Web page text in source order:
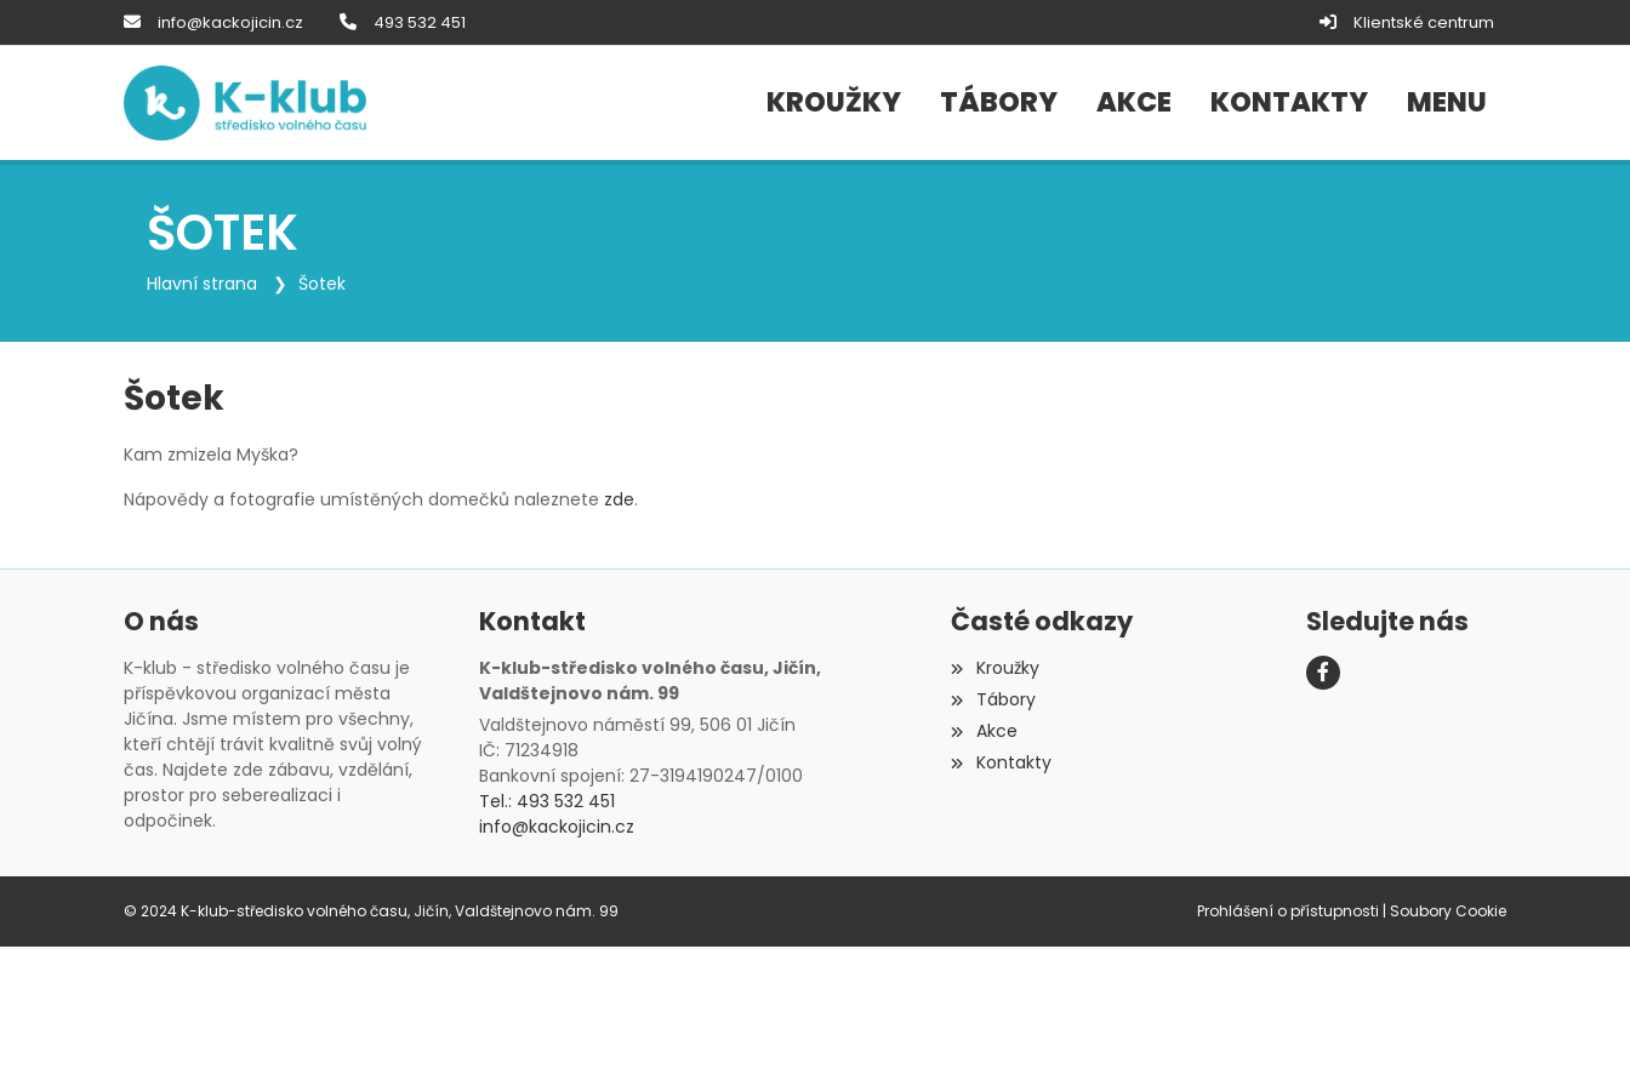
info@kackojicin.cz 493 532 451 Klientské centrum
KROUŽKY TÁBORY AKCE KONTAKTY MENU
ŠOTEK
Hlavní strana Šotek
Šotek
Kam zmizela Myška?
Nápovědy a fotografie umístěných domečků naleznete zde.
O nás
K-klub - středisko volného času je
příspěvkovou organizací města
Jičína. Jsme místem pro všechny,
kteří chtějí trávit kvalitně svůj volný
čas. Najdete zde zábavu, vzdělání,
prostor pro seberealizaci i
odpočinek.
Kontakt
K-klub-středisko volného času, Jičín,
Valdštejnovo nám. 99
Valdštejnovo náměstí 99, 506 01 Jičín
IČ: 71234918
Bankovní spojení: 27-3194190247/0100
Tel.: 493 532 451
info@kackojicin.cz
Časté odkazy
Kroužky
Tábory
Akce
Kontakty
Sledujte nás
© 2024 K-klub-středisko volného času, Jičín, Valdštejnovo nám. 99 Prohlášení o přístupnosti | Soubory Cookie